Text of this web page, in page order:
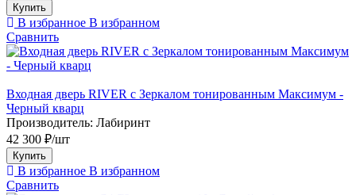
Купить
В избранное В избранном
Сравнить
Входная дверь RIVER с Зеркалом тонированным Максимум -
Черный кварц
Производитель: Лабиринт
42 300 ₽/шт
Купить
В избранное В избранном
Сравнить